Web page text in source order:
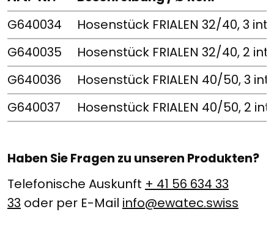
G640034
Hosenstück FRIALEN 32/40, 3
G640035
Hosenstück FRIALEN 32/40, 2
G640036
Hosenstück FRIALEN 40/50, 3
G640037
Hosenstück FRIALEN 40/50, 2
Haben Sie Fragen zu unseren Produkten?
Telefonische Auskunft + 41 56 634 33
33 oder per E-Mail info@ewatec.swiss